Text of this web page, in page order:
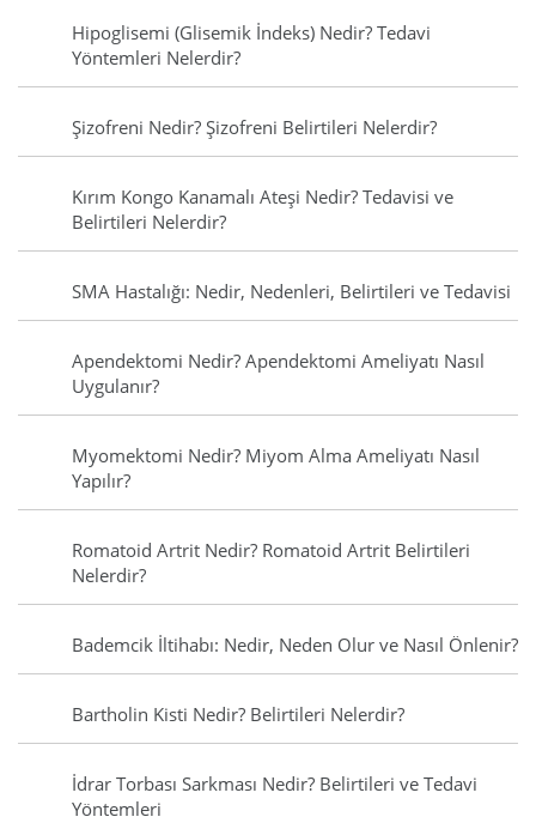
Hipoglisemi (Glisemik İndeks) Nedir? Tedavi
Yöntemleri Nelerdir?
Şizofreni Nedir? Şizofreni Belirtileri Nelerdir?
Kırım Kongo Kanamalı Ateşi Nedir? Tedavisi ve
Belirtileri Nelerdir?
SMA Hastalığı: Nedir, Nedenleri, Belirtileri ve Tedavisi
Apendektomi Nedir? Apendektomi Ameliyatı Nasıl
Uygulanır?
Myomektomi Nedir? Miyom Alma Ameliyatı Nasıl
Yapılır?
Romatoid Artrit Nedir? Romatoid Artrit Belirtileri
Nelerdir?
Bademcik İltihabı: Nedir, Neden Olur ve Nasıl Önlenir?
Bartholin Kisti Nedir? Belirtileri Nelerdir?
İdrar Torbası Sarkması Nedir? Belirtileri ve Tedavi
Yöntemleri